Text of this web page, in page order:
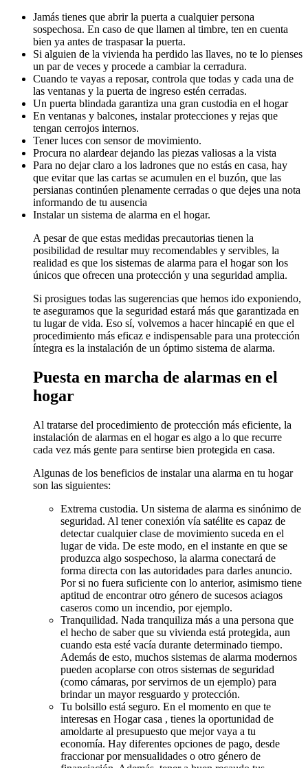
Jamás tienes que abrir la puerta a cualquier persona
sospechosa. En caso de que llamen al timbre, ten en cuenta
bien ya antes de traspasar la puerta.
Si alguien de la vivienda ha perdido las llaves, no te lo pienses
un par de veces y procede a cambiar la cerradura.
Cuando te vayas a reposar, controla que todas y cada una de
las ventanas y la puerta de ingreso estén cerradas.
Un puerta blindada garantiza una gran custodia en el hogar
En ventanas y balcones, instalar protecciones y rejas que
tengan cerrojos internos.
Tener luces con sensor de movimiento.
Procura no alardear dejando las piezas valiosas a la vista
Para no dejar claro a los ladrones que no estás en casa, hay
que evitar que las cartas se acumulen en el buzón, que las
persianas continúen plenamente cerradas o que dejes una nota
informando de tu ausencia
Instalar un sistema de alarma en el hogar.
A pesar de que estas medidas precautorias tienen la
posibilidad de resultar muy recomendables y servibles, la
realidad es que los sistemas de alarma para el hogar son los
únicos que ofrecen una protección y una seguridad amplia.
Si prosigues todas las sugerencias que hemos ido exponiendo,
te aseguramos que la seguridad estará más que garantizada en
tu lugar de vida. Eso sí, volvemos a hacer hincapié en que el
procedimiento más eficaz e indispensable para una protección
íntegra es la instalación de un óptimo sistema de alarma.
Puesta en marcha de alarmas en el
hogar
Al tratarse del procedimiento de protección más eficiente, la
instalación de alarmas en el hogar es algo a lo que recurre
cada vez más gente para sentirse bien protegida en casa.
Algunas de los beneficios de instalar una alarma en tu hogar
son las siguientes:
Extrema custodia. Un sistema de alarma es sinónimo de
seguridad. Al tener conexión vía satélite es capaz de
detectar cualquier clase de movimiento suceda en el
lugar de vida. De este modo, en el instante en que se
produzca algo sospechoso, la alarma conectará de
forma directa con las autoridades para darles anuncio.
Por si no fuera suficiente con lo anterior, asimismo tiene
aptitud de encontrar otro género de sucesos aciagos
caseros como un incendio, por ejemplo.
Tranquilidad. Nada tranquiliza más a una persona que
el hecho de saber que su vivienda está protegida, aun
cuando esta esté vacía durante determinado tiempo.
Además de esto, muchos sistemas de alarma modernos
pueden acoplarse con otros sistemas de seguridad
(como cámaras, por servirnos de un ejemplo) para
brindar un mayor resguardo y protección.
Tu bolsillo está seguro. En el momento en que te
interesas en Hogar casa , tienes la oportunidad de
amoldarte al presupuesto que mejor vaya a tu
economía. Hay diferentes opciones de pago, desde
fraccionar por mensualidades o otro género de